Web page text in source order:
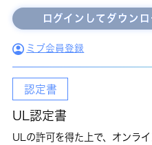
ミブ会員登録
認定書
UL認定書
ULの許可を得た上で、オンラ